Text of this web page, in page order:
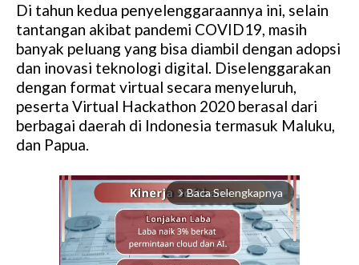
Di tahun kedua penyelenggaraannya ini, selain
tantangan akibat pandemi COVID19, masih
banyak peluang yang bisa diambil dengan adopsi
dan inovasi teknologi digital. Diselenggarakan
dengan format virtual secara menyeluruh,
peserta Virtual Hackathon 2020 berasal dari
berbagai daerah di Indonesia termasuk Maluku,
dan Papua.
arrow_forward_ios Baca Selengkapnya